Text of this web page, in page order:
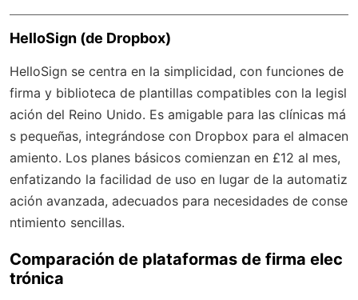
HelloSign (de Dropbox)
HelloSign se centra en la simplicidad, con funciones de
firma y biblioteca de plantillas compatibles con la legisl
ación del Reino Unido. Es amigable para las clínicas má
s pequeñas, integrándose con Dropbox para el almacen
amiento. Los planes básicos comienzan en £12 al mes,
enfatizando la facilidad de uso en lugar de la automatiz
ación avanzada, adecuados para necesidades de conse
ntimiento sencillas.
Comparación de plataformas de firma elec
trónica